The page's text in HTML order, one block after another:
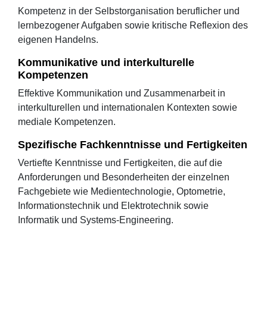
Kompetenz in der Selbstorganisation beruflicher und
lernbezogener Aufgaben sowie kritische Reflexion des
eigenen Handelns.
Kommunikative und interkulturelle
Kompetenzen
Effektive Kommunikation und Zusammenarbeit in
interkulturellen und internationalen Kontexten sowie
mediale Kompetenzen.
Spezifische Fachkenntnisse und Fertigkeiten
Vertiefte Kenntnisse und Fertigkeiten, die auf die
Anforderungen und Besonderheiten der einzelnen
Fachgebiete wie Medientechnologie, Optometrie,
Informationstechnik und Elektrotechnik sowie
Informatik und Systems-Engineering.